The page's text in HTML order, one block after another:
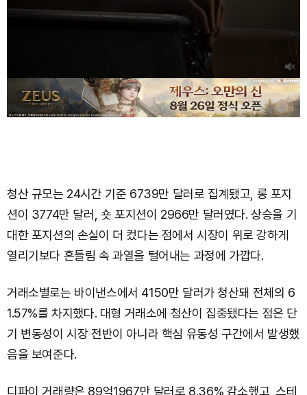
청산 규모는 24시간 기준 6739만 달러로 집계됐고, 롱 포지
션이 3774만 달러, 숏 포지션이 2966만 달러였다. 상승을 기
대한 포지션의 손실이 더 컸다는 점에서 시장이 위로 강하게
열리기보다 흔들림 속 과열을 털어내는 과정에 가깝다.
거래소별로는 바이낸스에서 4150만 달러가 청산돼 전체의 6
1.57%를 차지했다. 대형 거래소에 청산이 집중됐다는 점은 단
기 변동성이 시장 전반이 아니라 핵심 유동성 구간에서 발생했
음을 보여준다.
디파이 거래량은 89억1967만 달러로 8.36% 감소했고, 스테